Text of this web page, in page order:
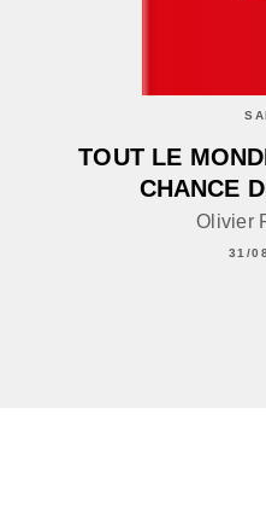
TOUT LE
CHANCE
Olivier
31/